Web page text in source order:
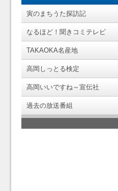
寅のまちうた探訪記
なるほど！聞きコミテレビ
TAKAOKA名産地
高岡しっとる検定
高岡いいですね～宣伝社
過去の放送番組